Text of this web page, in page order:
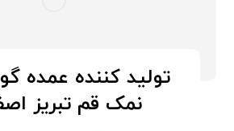
تولید کننده عمده
نمک قم تبریز